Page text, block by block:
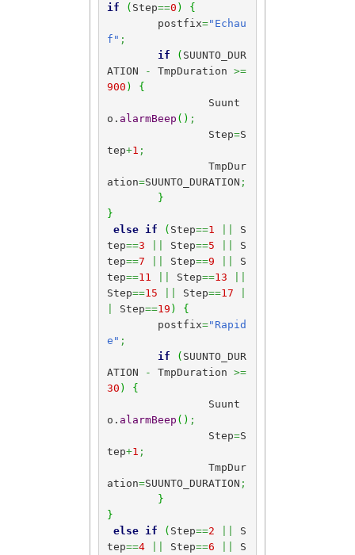
if ( Step==0 )
{
	postfix
="Echau
f" ;
if
( SUUNTO_DUR
ATION
- TmpDuration >=
900 )
{
o. alarmBeep ( ) ;
		Step
=S
tep+1 ;
ation=SUUNTO_DURATION ;
}
}
else
if ( Step==1
S
tep==3 Step==5
S
tep==7 Step==9
S
tep==11 Step==13
Step==15 Step==17
Step==19 )
{
	postfix
="Rapid
e" ;
if
( SUUNTO_DUR
ATION
- TmpDuration >=
30 )
{
o. alarmBeep ( ) ;
		Step
=S
tep+1 ;
ation=SUUNTO_DURATION ;
}
}
else
if ( Step==2
S
tep==4 Step==6
S